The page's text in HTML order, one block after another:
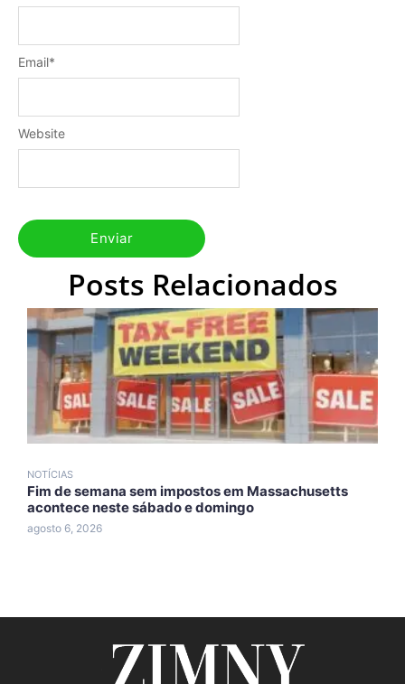
Email*
Website
Posts Relacionados
NOTÍCIAS
Fim de semana sem impostos em Massachusetts
acontece neste sábado e domingo
agosto 6, 2026